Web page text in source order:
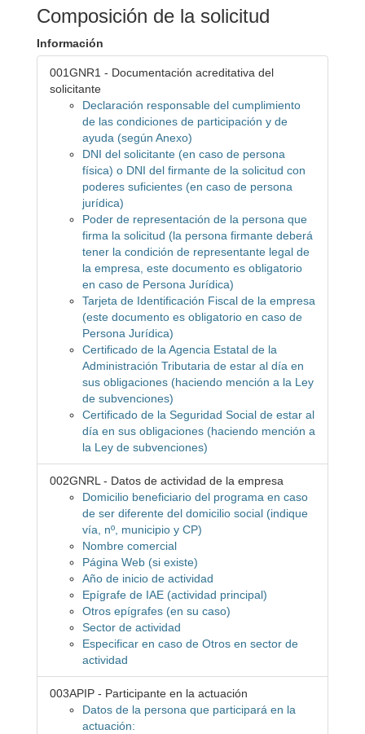
Composición de la solicitud
Información
001GNR1 - Documentación acreditativa del
solicitante
Declaración responsable del cumplimiento
de las condiciones de participación y de
ayuda (según Anexo)
DNI del solicitante (en caso de persona
física) o DNI del firmante de la solicitud con
poderes suficientes (en caso de persona
jurídica)
Poder de representación de la persona que
firma la solicitud (la persona firmante deberá
tener la condición de representante legal de
la empresa, este documento es obligatorio
en caso de Persona Jurídica)
Tarjeta de Identificación Fiscal de la empresa
(este documento es obligatorio en caso de
Persona Jurídica)
Certificado de la Agencia Estatal de la
Administración Tributaria de estar al día en
sus obligaciones (haciendo mención a la Ley
de subvenciones)
Certificado de la Seguridad Social de estar al
día en sus obligaciones (haciendo mención a
la Ley de subvenciones)
002GNRL - Datos de actividad de la empresa
Domicilio beneficiario del programa en caso
de ser diferente del domicilio social (indique
vía, nº, municipio y CP)
Nombre comercial
Página Web (si existe)
Año de inicio de actividad
Epígrafe de IAE (actividad principal)
Otros epígrafes (en su caso)
Sector de actividad
Especificar en caso de Otros en sector de
actividad
003APIP - Participante en la actuación
Datos de la persona que participará en la
actuación: